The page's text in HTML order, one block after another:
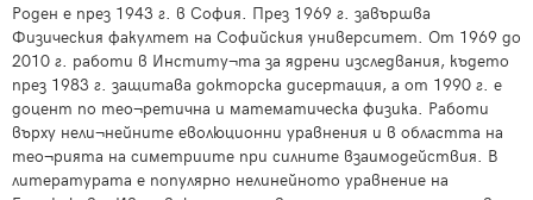
Роден е през 1943 г. в София. През 1969 г. завършва
Физическия факултет на Софийския университет. От 1969 до
2010 г. работи в Институ¬та за ядрени изследвания, където
през 1983 г. защитава докторска дисертация, а от 1990 г. е
доцент по тео¬ретична и математическа физика. Работи
върху нели¬нейните еволюционни уравнения и в областта на
тео¬рията на симетриите при силните взаимодействия. В
литературата е популярно нелинейното уравнение на